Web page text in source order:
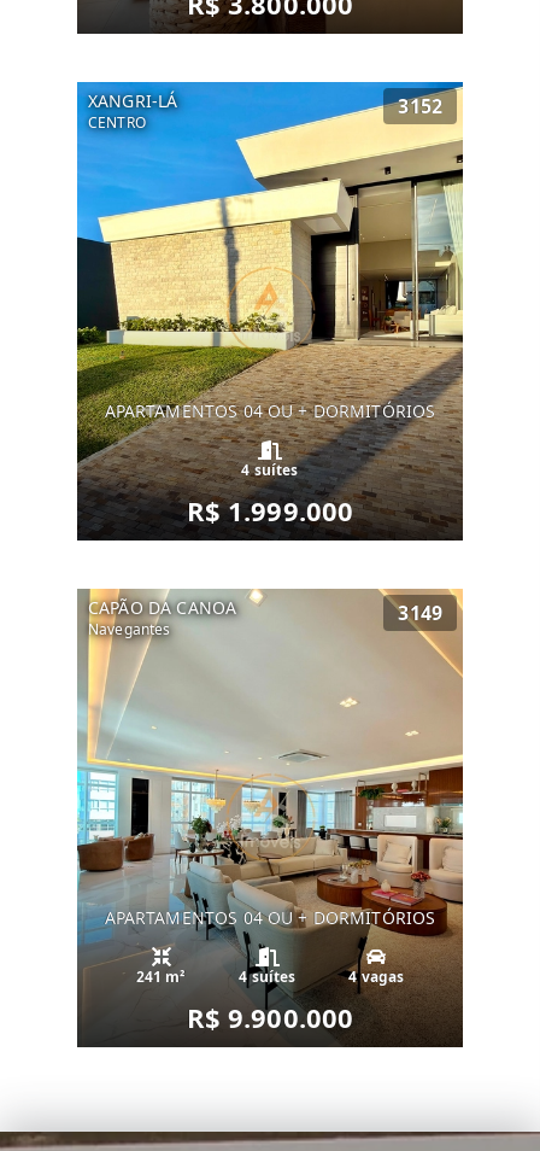
XANGRI-LÁ
CENTRO
3152
APARTAMENTOS 04 OU + DORMITÓRIOS
4 suítes
R$ 1.999.000
CAPÃO DA CANOA
Navegantes
3149
APARTAMENTOS 04 OU + DORMITÓRIOS
241 m² 4 suítes 4 vagas
R$ 9.900.000